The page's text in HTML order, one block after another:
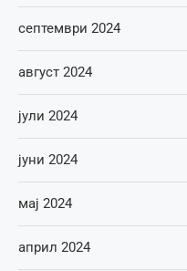
септември 2024
август 2024
јули 2024
јуни 2024
мај 2024
април 2024